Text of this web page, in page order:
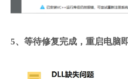
5、等待修复完成，重启电脑